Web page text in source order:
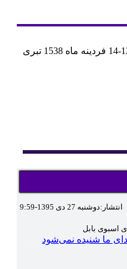
14 فردينه ماه 1538 تبری
انتشار:دوشنبه 27 دی 1395-9:59
اسبوی بابل
ما شنیده نمی‌شود